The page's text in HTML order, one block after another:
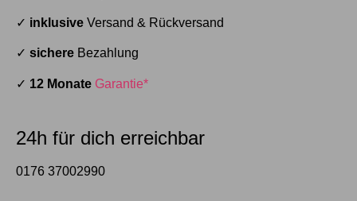
✓ inklusive Versand & Rückversand
✓ sichere Bezahlung
✓ 12 Monate Garantie*
24h für dich erreichbar
0176 37002990